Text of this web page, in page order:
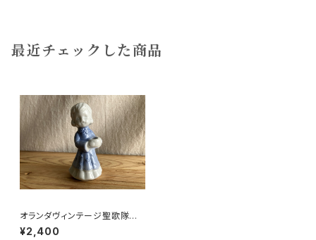
最近チェックした商品
オランダヴィンテージ聖歌隊の
女の子
¥2,400